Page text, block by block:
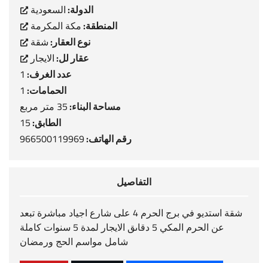
الدولة:السعودية
المنطقة:مكة المكرمة
نوع العقار:شقة
عقار لل:الايجار
عدد الغرف:1
الحمامات:1
مساحة البناء:35 متر مربع
الطابق:15
رقم الهاتف:966500119969
التفاصيل
شقة استديو في برج الحرم 4 على شارع اجياد مباشرة تبعد
عن الحرم المكي 5 دقاىق الايجار لمدة 5 سنوات كاملة
شامل مواسم الحج ورمضان